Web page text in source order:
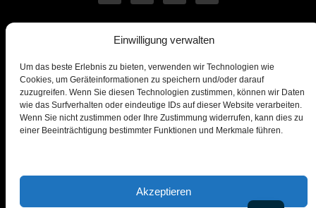
Einwilligung verwalten
Um das beste Erlebnis zu bieten, verwenden wir Technologien wie
Cookies, um Geräteinformationen zu speichern und/oder darauf
zuzugreifen. Wenn Sie diesen Technologien zustimmen, können wir Daten
wie das Surfverhalten oder eindeutige IDs auf dieser Website verarbeiten.
Wenn Sie nicht zustimmen oder Ihre Zustimmung widerrufen, kann dies zu
einer Beeinträchtigung bestimmter Funktionen und Merkmale führen.
Akzeptieren
Rechtliches
Allgemeine
Nutzungsbedingungen
Datenschutzbestimmungen
Cookies
Unternehmen
Presse
Produkt